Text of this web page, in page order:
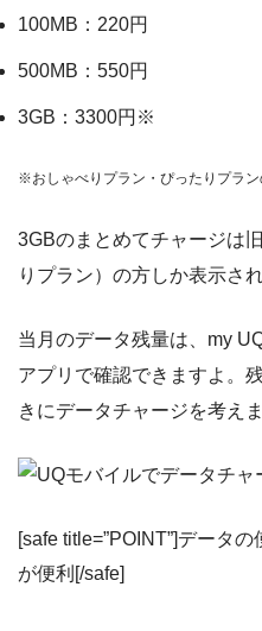
100MB：220円
500MB：550円
3GB：3300円※
※おしゃべりプラン・ぴったりプラン
3GBのまとめてチャージは
りプラン）の方しか表示さ
当月のデータ残量は、my
アプリで確認できますよ。
きにデータチャージを考えま
[safe title=”POINT”]データ
が便利[/safe]